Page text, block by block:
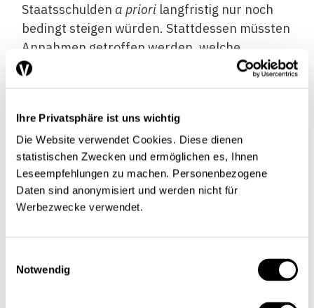
Ihre Privatsphäre ist uns wichtig
Die Website verwendet Cookies. Diese dienen
statistischen Zwecken und ermöglichen es, Ihnen
Leseempfehlungen zu machen. Personenbezogene
Daten sind anonymisiert und werden nicht für
Werbezwecke verwendet.
Notwendig
Staatsschulden a priorilangfristig nur noch
bedingt steigen würden. Stattdessen müssten
Annahmen getroffen werden, welche
Ausgaben zur Einhaltung der Fiskalregeln zu
im Einklang mit der in der EU verwendeten
Methodik – diejenigen Bereiche des Staates
speziell, welche von der demografischen
Entwicklung massgeblich beeinflusst werden.
Im Sinne einer Bestandesaufnahme und in
längerfristigen Auswirkungen der heutigen